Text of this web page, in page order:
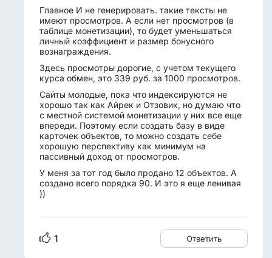
Главное И не генерировать. такие тексты не
имеют просмотров. А если нет просмотров (в
таблице монетизации), то будет уменьшаться
личный коэффициент и размер бонусного
вознаграждения.
Здесь просмотры дорогие, с учетом текущего
курса обмен, это 339 руб. за 1000 просмотров.
Сайты молодые, пока что индексируются не
хорошо так как Айрек и Отзовик, но думаю что
с местной системой монетизации у них все еще
впереди. Поэтому если создать базу в виде
карточек объектов, то можно создать себе
хорошую перспективу как минимум на
пассивный доход от просмотров.
У меня за тот год было продано 12 объектов. А
создано всего порядка 90. И это я еще ленивая
))
1 Ответить